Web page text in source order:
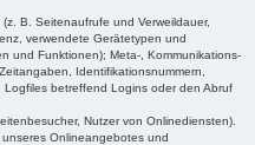
B. Seitenaufrufe und Verweildauer,
verwendete Gerätetypen und
und Funktionen); Meta-, Kommunikations-
Identifikationsnummern,
betreffend Logins oder den Abruf
Nutzer von Onlinediensten).
Onlineangebotes und